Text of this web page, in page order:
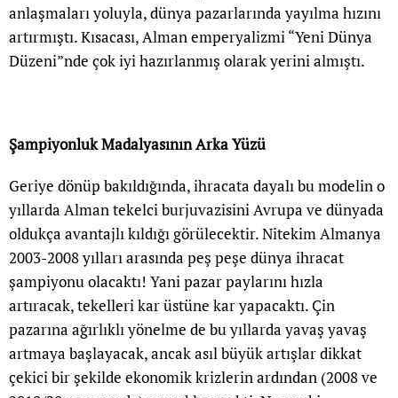
anlaşmaları yoluyla, dünya pazarlarında yayılma hızını
artırmıştı. Kısacası, Alman emperyalizmi “Yeni Dünya
Düzeni”nde çok iyi hazırlanmış olarak yerini almıştı.
Şampiyonluk Madalyasının Arka Yüzü
Geriye dönüp bakıldığında, ihracata dayalı bu modelin o
yıllarda Alman tekelci burjuvazisini Avrupa ve dünyada
oldukça avantajlı kıldığı görülecektir. Nitekim Almanya
2003-2008 yılları arasında peş peşe dünya ihracat
şampiyonu olacaktı! Yani pazar paylarını hızla
artıracak, tekelleri kar üstüne kar yapacaktı. Çin
pazarına ağırlıklı yönelme de bu yıllarda yavaş yavaş
artmaya başlayacak, ancak asıl büyük artışlar dikkat
çekici bir şekilde ekonomik krizlerin ardından (2008 ve